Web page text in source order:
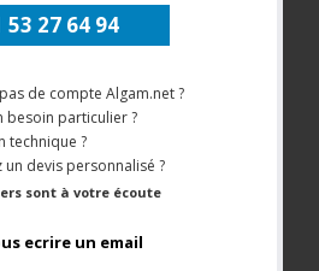
53 27 64 94
de compte Algam.net ?
besoin particulier ?
technique ?
un devis personnalisé ?
sont à votre écoute
ecrire un email